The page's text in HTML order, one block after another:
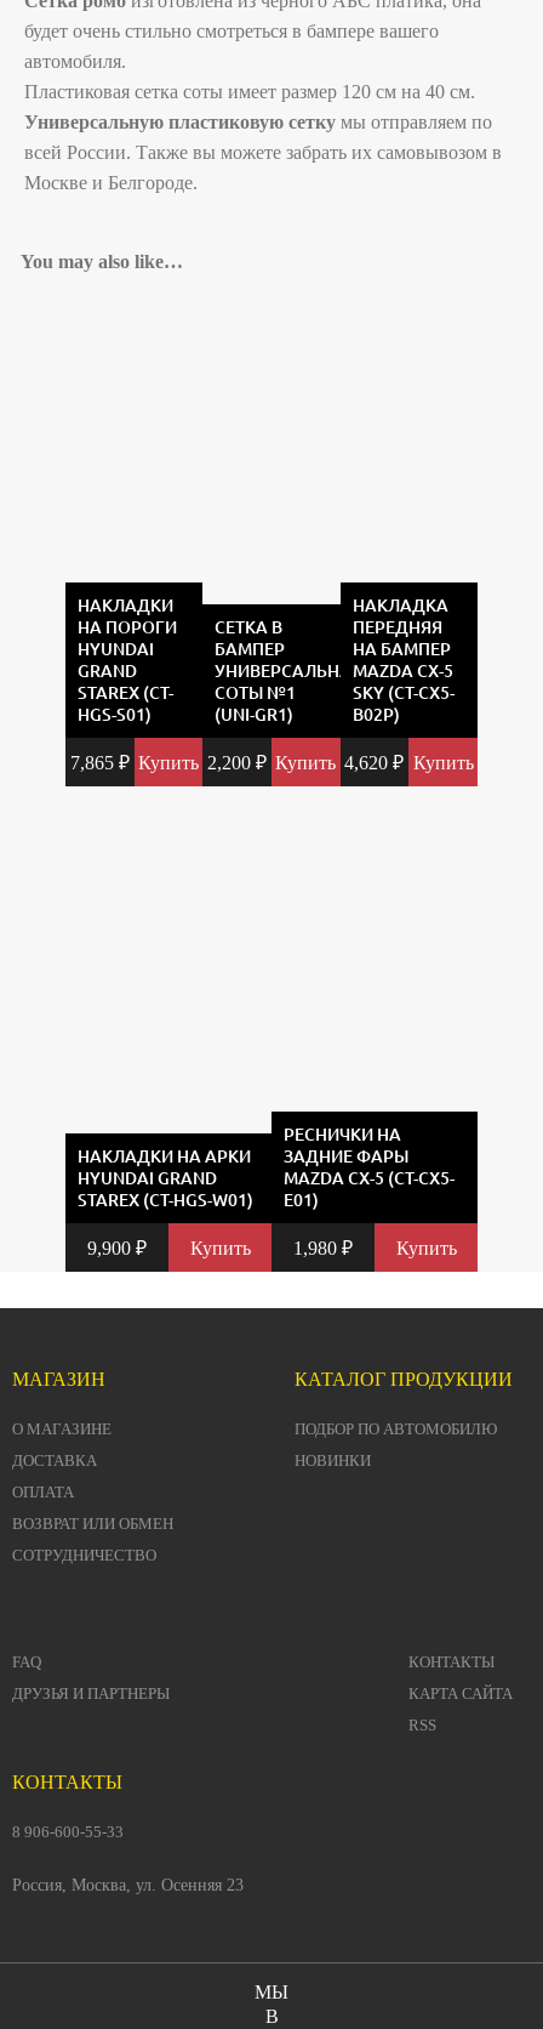
будет очень стильно смотреться в бампере вашего
автомобиля.
Пластиковая сетка соты имеет размер 120 см на 40 см.
Универсальную пластиковую сетку мы отправляем по
всей России. Также вы можете забрать их самовывозом в
Москве и Белгороде.
You may also like…
7,865 ₽ Купить
НАКЛАДКИ
НА ПОРОГИ
HYUNDAI
GRAND
STAREX (CT-
HGS-S01)
2,200₽ Купить
СЕТКА В
БАМПЕР
УНИВЕРСАЛЬНАЯ
СОТЫ №1
(UNI-GR1)
4,620₽ Купить
НАКЛАДКА
ПЕРЕДНЯЯ
НА БАМПЕР
MAZDA CX-5
SKY (CT-CX5-
B02P)
9,900 ₽ Купить
НАКЛАДКИ НА АРКИ
HYUNDAI GRAND
STAREX (CT-HGS-W01)
1,980 ₽ Купить
РЕСНИЧКИ НА
ЗАДНИЕ ФАРЫ
MAZDA CX-5 (CT-CX5-
E01)
МАГАЗИН
О МАГАЗИНЕ
ДОСТАВКА
ОПЛАТА
ВОЗВРАТ ИЛИ ОБМЕН
СОТРУДНИЧЕСТВО
КАТАЛОГ ПРОДУКЦИИ
ПОДБОР ПО АВТОМОБИЛЮ
НОВИНКИ
FAQ
ДРУЗЬЯ И ПАРТНЕРЫ
КОНТАКТЫ
КАРТА САЙТА
RSS
КОНТАКТЫ
8 906-600-55-33
Россия, Москва, ул. Осенняя 23
МЫ
В